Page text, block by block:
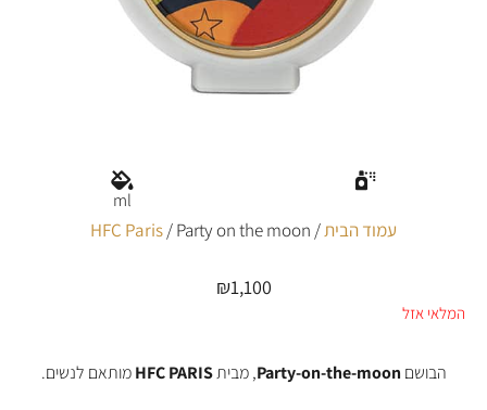
עמוד הבית/
HFC Paris/ Party on the moon
₪1,100
המלאי אזל
הבושםParty-on-the-moon, מביתHFC PARISמותאם לנשים.
ml